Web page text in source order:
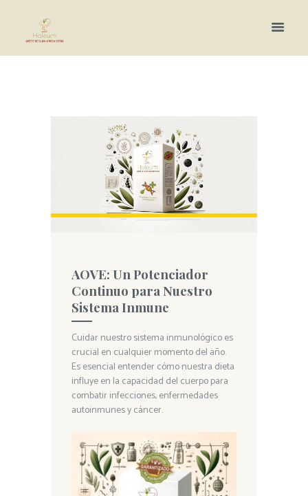
AOVE: Un Potenciador
Continuo para Nuestro
Sistema Inmune
Cuidar nuestro sistema inmunológico es
crucial en cualquier momento del año.
Es esencial entender cómo nuestra dieta
influye en la capacidad del cuerpo para
combatir infecciones, enfermedades
autoinmunes y cáncer.